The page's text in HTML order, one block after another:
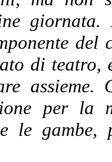
giornata.
del
di
assieme.
per la
le gambe,